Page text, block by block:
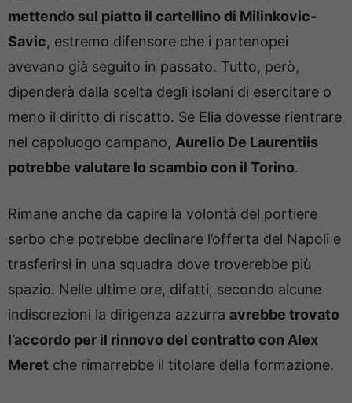
mettendo sul piatto il cartellino di Milinkovic-
Savic, estremo difensore che i partenopei
avevano già seguito in passato. Tutto, però,
dipenderà dalla scelta degli isolani di esercitare o
meno il diritto di riscatto. Se Elia dovesse rientrare
nel capoluogo campano, Aurelio De Laurentiis
potrebbe valutare lo scambio con il Torino.
Rimane anche da capire la volontà del portiere
serbo che potrebbe declinare l’offerta del Napoli e
trasferirsi in una squadra dove troverebbe più
spazio. Nelle ultime ore, difatti, secondo alcune
indiscrezioni la dirigenza azzurra avrebbe trovato
l’accordo per il rinnovo del contratto con Alex
Meret che rimarrebbe il titolare della formazione.